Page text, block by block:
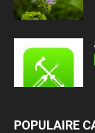
POPULAIRE